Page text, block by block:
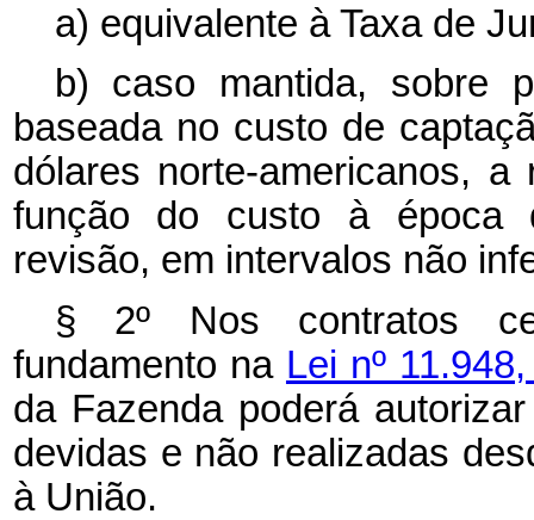
a) equivalente à Taxa de
b) caso mantida, sobre
baseada no custo de
dólares norte-americanos,
função do custo à época
revisão, em intervalos não
§ 2º Nos contratos
fundamento na Lei nº
da Fazenda poderá
devidas e não realizadas
à União.